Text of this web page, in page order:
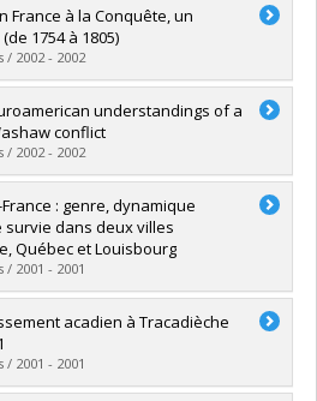
Papyrus
France à la Conquête, un
1754 à 1805)
2002 - 2002
Papyrus
understandings of a
conflict
2002 - 2002
Papyrus
: genre, dynamique
dans deux villes
Québec et Louisbourg
2001 - 2001
Papyrus
acadien à Tracadièche
2001 - 2001